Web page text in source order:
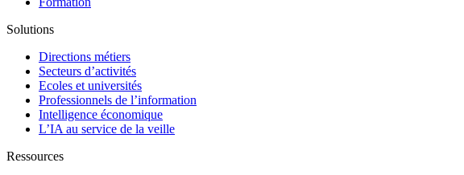
Solutions
Directions métiers
Secteurs d’activités
Ecoles et universités
Professionnels de l’information
Intelligence économique
L’IA au service de la veille
Ressources